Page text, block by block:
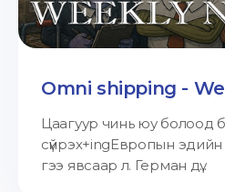
Omni shipping -
Цаагуур чинь юу болоод
сүйрэх+ingЕвропын эдийн
гээ явсаар л. Герман дү...